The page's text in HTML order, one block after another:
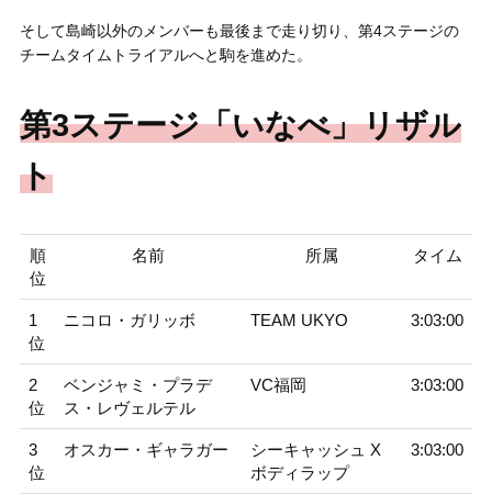
そして島崎以外のメンバーも最後まで走り切り、第4ステージの
チームタイムトライアルへと駒を進めた。
第3ステージ「いなべ」リザル
ト
順
位
名前 所属 タイム
1
位
ニコロ・ガリッボ TEAM UKYO 3:03:00
2
位
ベンジャミ・プラデ
ス・レヴェルテル
VC福岡 3:03:00
3
位
オスカー・ギャラガー
シーキャッシュ X
ボディラップ
3:03:00